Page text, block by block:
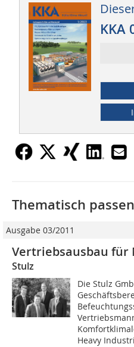
KKA
Thematisch
Ausgabe 03/2011
Vertriebsausbau für
Stulz
Die Stulz
Heavy